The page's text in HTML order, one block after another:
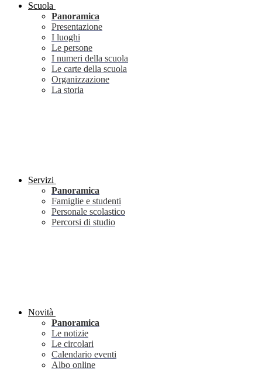
Scuola
Panoramica
Presentazione
I luoghi
Le persone
I numeri della scuola
Le carte della scuola
Organizzazione
La storia
Servizi
Panoramica
Famiglie e studenti
Personale scolastico
Percorsi di studio
Novità
Panoramica
Le notizie
Le circolari
Calendario eventi
Albo online